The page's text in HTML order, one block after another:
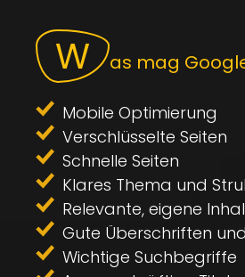
W
as mag
Mobile Optimierung
Verschlüsselte Seiten
Schnelle Seiten
Klares Thema und
Relevante, eigene
Gute Überschriften
Wichtige Suchbegriffe